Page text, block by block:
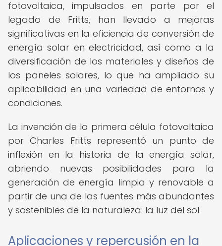
fotovoltaica, impulsados en parte por el
legado de Fritts, han llevado a mejoras
significativas en la eficiencia de conversión de
energía solar en electricidad, así como a la
diversificación de los materiales y diseños de
los paneles solares, lo que ha ampliado su
aplicabilidad en una variedad de entornos y
condiciones.
La invención de la primera célula fotovoltaica
por Charles Fritts representó un punto de
inflexión en la historia de la energía solar,
abriendo nuevas posibilidades para la
generación de energía limpia y renovable a
partir de una de las fuentes más abundantes
y sostenibles de la naturaleza: la luz del sol.
Aplicaciones y repercusión en la